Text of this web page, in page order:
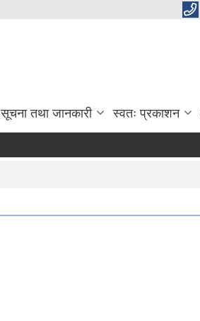
सूचना तथा जानकारी स्वतः प्रकाशन